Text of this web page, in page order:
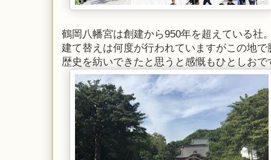
鶴岡八幡宮は創建から950年を超えている社
建て替えは何度が行われていますがこの地で
歴史を紡いできたと思うと感慨もひとしおで